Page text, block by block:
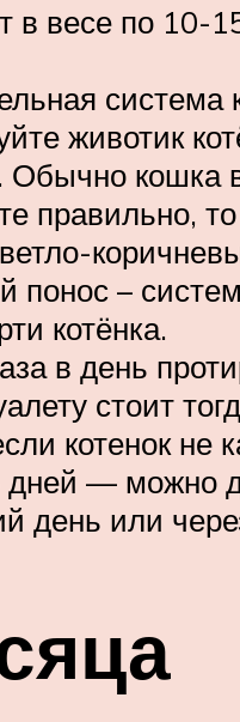
в весе по 10-
система
животик
Обычно кошка
правильно,
–
котёнка.
в день
стоит
котенок не
дней — можно
день или